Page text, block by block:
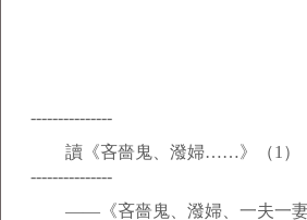
---------------
讀《吝嗇鬼、潑婦……》（1）
---------------
——《吝嗇鬼、潑婦、一夫一妻